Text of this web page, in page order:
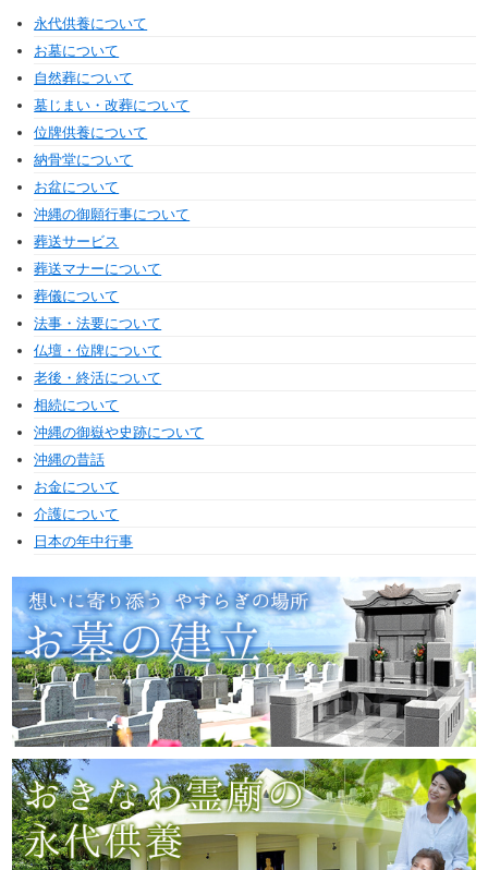
永代供養について
お墓について
自然葬について
墓じまい・改葬について
位牌供養について
納骨堂について
お盆について
沖縄の御願行事について
葬送サービス
葬送マナーについて
葬儀について
法事・法要について
仏壇・位牌について
老後・終活について
相続について
沖縄の御嶽や史跡について
沖縄の昔話
お金について
介護について
日本の年中行事